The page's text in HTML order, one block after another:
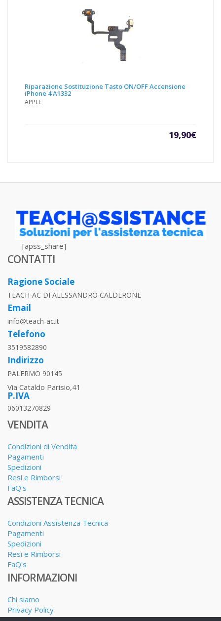
Riparazione Sostituzione Tasto ON/OFF Accensione
iPhone 4 A1332
APPLE
19,90€
[apss_share]
CONTATTI
Ragione Sociale
TEACH-AC DI ALESSANDRO CALDERONE
Email
info@teach-ac.it
Telefono
3519582890
Indirizzo
PALERMO 90145
Via Cataldo Parisio,41
P.IVA
06013270829
VENDITA
Condizioni di Vendita
Pagamenti
Spedizioni
Resi e Rimborsi
FaQ's
ASSISTENZA TECNICA
Condizioni Assistenza Tecnica
Pagamenti
Spedizioni
Resi e Rimborsi
FaQ's
INFORMAZIONI
Chi siamo
Privacy Policy